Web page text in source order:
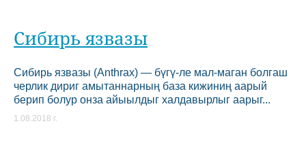
Сибирь язвазы
Сибирь язвазы (Anthrax) — бүгү-ле мал-маган болгаш
черлик дириг амытаннарның база кижиниң аарый
берип болур онза айыылдыг халдавырлыг аарыг...
1.08.2018 г.